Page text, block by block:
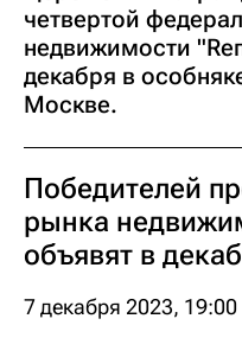
четвертой
недвижимости
декабря в
Москве.
Победителей
рынка
объявят в
7 декабря 2023, 19:00